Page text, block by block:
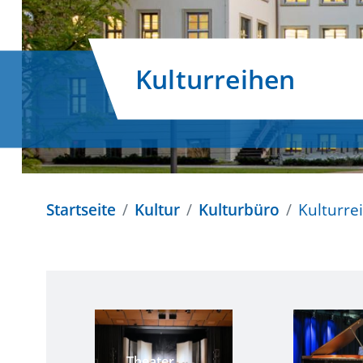
Kulturreihen
Startseite Kultur Kulturbüro